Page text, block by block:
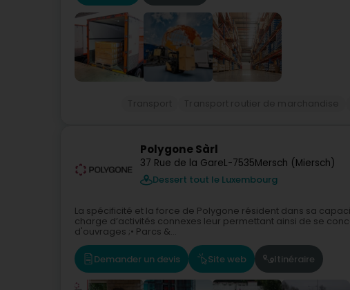
Polygone Sàrl
37 Rue de la GareL-7535Mersch (Miersch)
Dessert tout le Luxembourg
La spécificité et la force de Polygone résident dans sa
charge d’activités connexes leur permettant ainsi de se
d'ouvrages ;• Parcs &...
Demander un devis Site web Itinéraire